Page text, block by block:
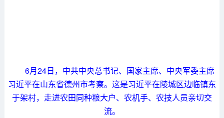
6月24日，中共中央总书记、国家主席、中央军委主席
习近平在山东省德州市考察。这是习近平在陵城区边临镇东
于架村，走进农田同种粮大户、农机手、农技人员亲切交
流。